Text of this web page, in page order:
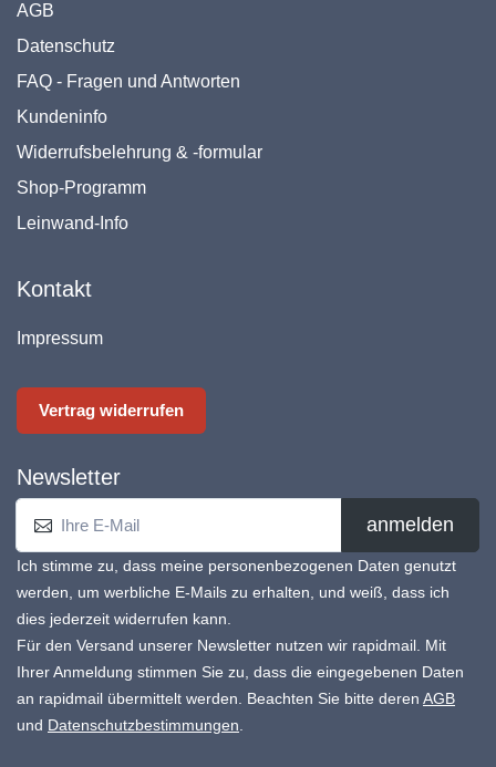
AGB
Datenschutz
FAQ - Fragen und Antworten
Kundeninfo
Widerrufsbelehrung & -formular
Shop-Programm
Leinwand-Info
Kontakt
Impressum
Vertrag widerrufen
Newsletter
anmelden
Ich stimme zu, dass meine personenbezogenen Daten genutzt
werden, um werbliche E-Mails zu erhalten, und weiß, dass ich
dies jederzeit widerrufen kann.
Für den Versand unserer Newsletter nutzen wir rapidmail. Mit
Ihrer Anmeldung stimmen Sie zu, dass die eingegebenen Daten
an rapidmail übermittelt werden. Beachten Sie bitte deren AGB
und Datenschutzbestimmungen